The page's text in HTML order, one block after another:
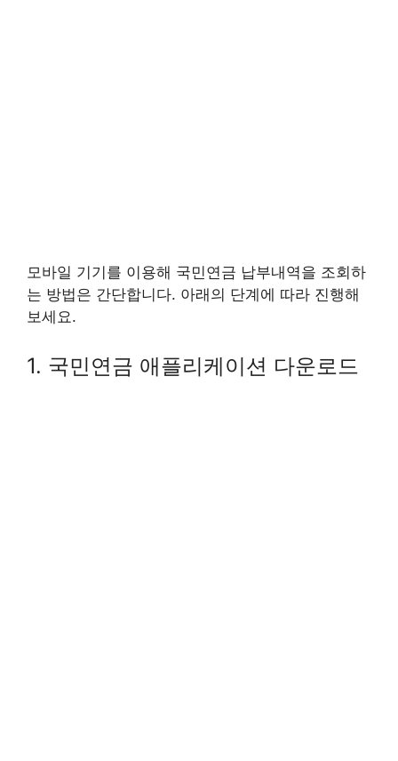
모바일 기기를 이용해 국민연금 납부내역을 조회하
는 방법은 간단합니다. 아래의 단계에 따라 진행해
보세요.
1. 국민연금 애플리케이션 다운로드